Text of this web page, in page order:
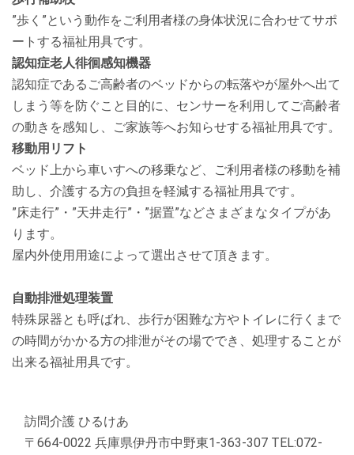
”歩く”という動作をご利用者様の身体状況に合わせてサポ
ートする福祉用具です。
認知症老人徘徊感知機器
認知症であるご高齢者のベッドからの転落やが屋外へ出て
しまう等を防ぐこと目的に、センサーを利用してご高齢者
の動きを感知し、ご家族等へお知らせする福祉用具です。
移動用リフト
ベッド上から車いすへの移乗など、ご利用者様の移動を補
助し、介護する方の負担を軽減する福祉用具です。
”床走行”・”天井走行”・”据置”などさまざまなタイプがあ
ります。
屋内外使用用途によって選出させて頂きます。
自動排泄処理装置
特殊尿器とも呼ばれ、歩行が困難な方やトイレに行くまで
の時間がかかる方の排泄がその場ででき、処理することが
出来る福祉用具です。
訪問介護 ひるけあ
〒664-0022 兵庫県伊丹市中野東1-363-307 TEL:072-